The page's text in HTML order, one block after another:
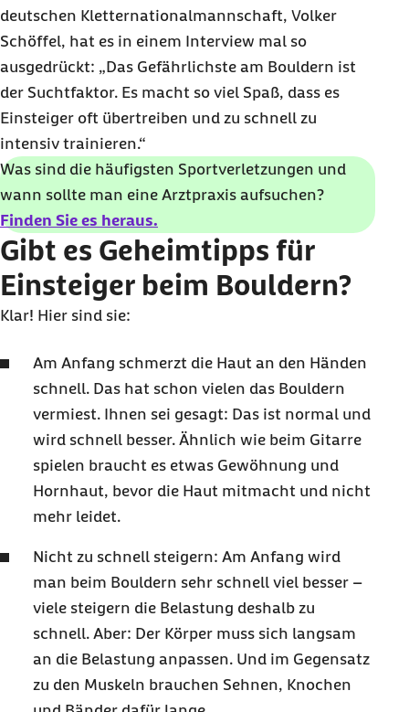
deutschen Kletternationalmannschaft, Volker
Schöffel, hat es in einem Interview mal so
ausgedrückt: „Das Gefährlichste am Bouldern ist
der Suchtfaktor. Es macht so viel Spaß, dass es
Einsteiger oft übertreiben und zu schnell zu
intensiv trainieren.“
Was sind die häufigsten Sportverletzungen und
wann sollte man eine Arztpraxis aufsuchen?
Finden Sie es heraus.
Gibt es Geheimtipps für
Einsteiger beim Bouldern?
Klar! Hier sind sie:
Am Anfang schmerzt die Haut an den Händen
schnell. Das hat schon vielen das Bouldern
vermiest. Ihnen sei gesagt: Das ist normal und
wird schnell besser. Ähnlich wie beim Gitarre
spielen braucht es etwas Gewöhnung und
Hornhaut, bevor die Haut mitmacht und nicht
mehr leidet.
Nicht zu schnell steigern: Am Anfang wird
man beim Bouldern sehr schnell viel besser –
viele steigern die Belastung deshalb zu
schnell. Aber: Der Körper muss sich langsam
an die Belastung anpassen. Und im Gegensatz
zu den Muskeln brauchen Sehnen, Knochen